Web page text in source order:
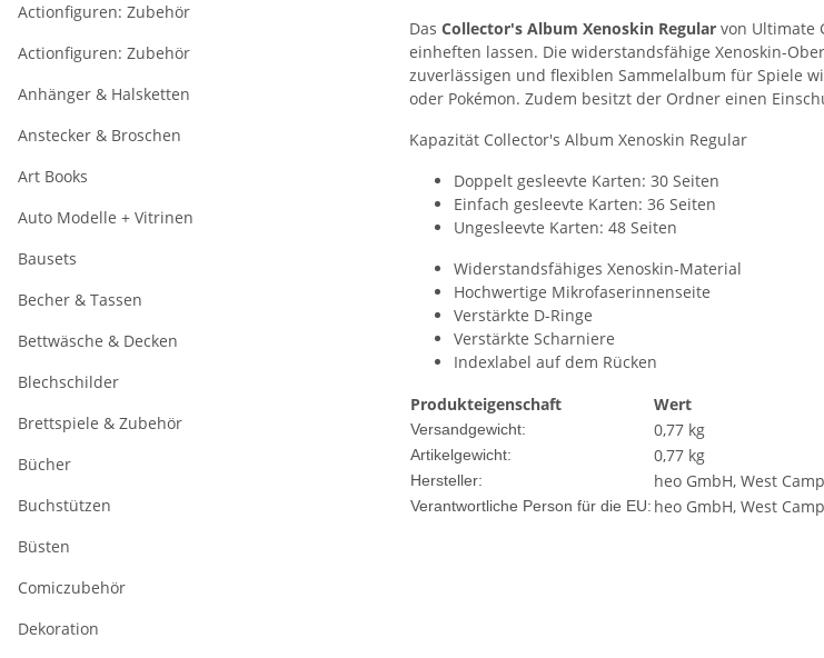
Das Collector's Album Xenoskin Regular von Ultimate
einheften lassen. Die widerstandsfähige Xenoskin-
zuverlässigen und flexiblen Sammelalbum für Spiele
oder Pokémon. Zudem besitzt der Ordner einen
Kapazität Collector's Album Xenoskin Regular
Doppelt gesleevte Karten: 30 Seiten
Einfach gesleevte Karten: 36 Seiten
Ungesleevte Karten: 48 Seiten
Widerstandsfähiges Xenoskin-Material
Hochwertige Mikrofaserinnenseite
Verstärkte D-Ringe
Verstärkte Scharniere
Indexlabel auf dem Rücken
Produkteigenschaft
Wert
Versandgewicht: 0,77 kg
Artikelgewicht: 0,77 kg
Hersteller: heo GmbH, West
Verantwortliche Person für die EU: heo GmbH, West
Actionfiguren: Zubehör
Actionfiguren: Zubehör
Anhänger & Halsketten
Anstecker & Broschen
Art Books
Auto Modelle + Vitrinen
Bausets
Becher & Tassen
Bettwäsche & Decken
Blechschilder
Brettspiele & Zubehör
Bücher
Buchstützen
Büsten
Comiczubehör
Dekoration